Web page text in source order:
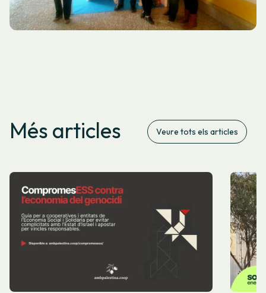
Més articles Veure tots els articles